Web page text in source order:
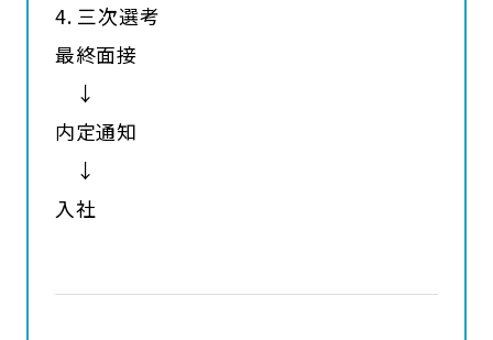
4. 三次選考
最終面接
↓
内定通知
↓
入社